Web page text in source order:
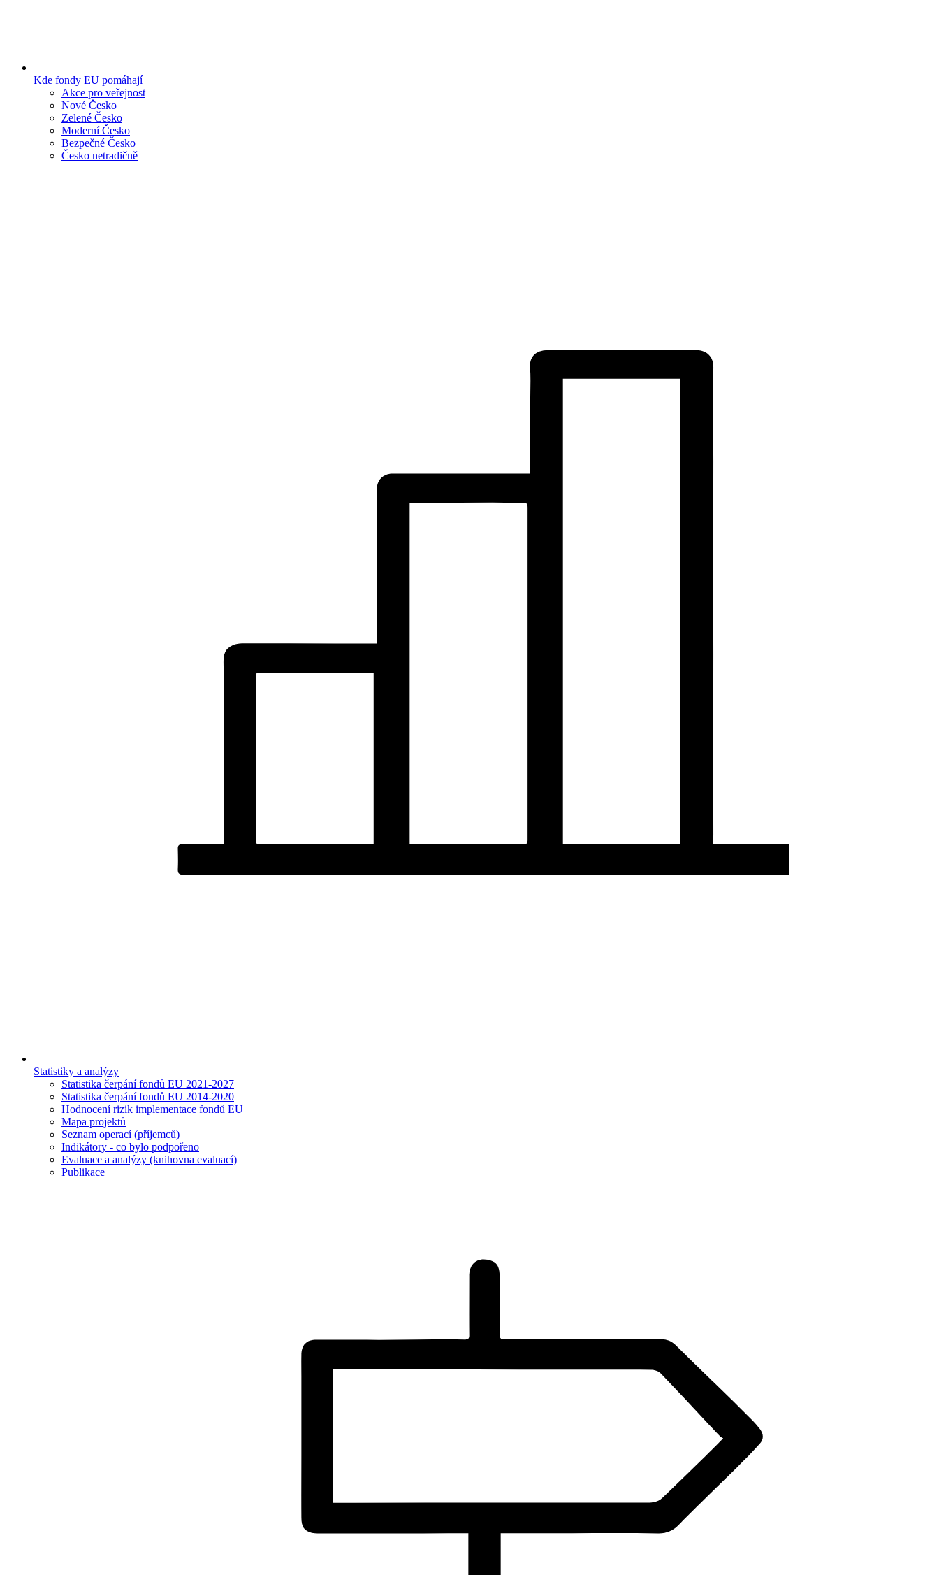
Kde fondy EU pomáhají
Akce pro veřejnost
Nové Česko
Zelené Česko
Moderní Česko
Bezpečné Česko
Česko netradičně
Statistiky a analýzy
Statistika čerpání fondů EU 2021-2027
Statistika čerpání fondů EU 2014-2020
Hodnocení rizik implementace fondů EU
Mapa projektů
Seznam operací (příjemců)
Indikátory - co bylo podpořeno
Evaluace a analýzy (knihovna evaluací)
Publikace